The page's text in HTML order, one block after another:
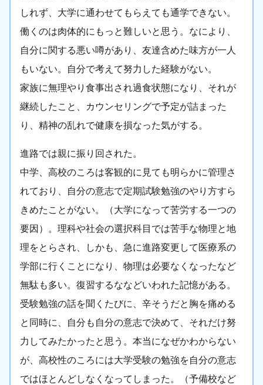
しれず、大学に通わせてもらえても通学できない。
働くのは肉体的にもっと難しいと思う。なにより、
自分に関する悪い噂があり、友達含めた味方が一人
もいない。自分で考えて努力した経験がない。
家族に無理やり食事出され過食状態になり、それが
継続したこと、カウンセリングで予定が詰まった
り、精神の乱れで健康を損なった気がする。
進路では親に振り回された。
中学、高校のころは客観的に見ても明らかに管理さ
れており、自分の意志で定期試験勉強のやり方すら
きめたことがない。（大学になって苦労する一つの
要因）。理科や社会の選択科目では苦手な物理と地
理をとらされ、しかも、急に進路変更して医療系の
学部に行くことになり、物理は必要なくなったなど
無駄も多い。復習するななどいわれた記憶がある。
受験勉強の話を聞くたびに、辛そうだと胸を痛める
と同時に、自分も自分の意志で決めて、それだけ努
力してみたかったと思う。本当になぜかわからない
が、高校性のころには大学受験の勉強を自分の意志
ではほとんどしなくなってしまった。（予備校など